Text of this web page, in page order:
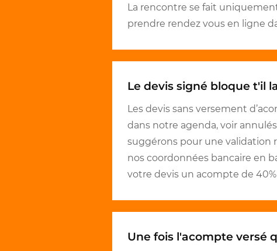
La rencontre se fait
prendre rendez vous en ligne
Le devis signé bloque t'il
Les devis sans versement
dans notre agenda, voir
suggérons pour une validation
nos coordonnées bancaire en
votre devis un acompte de
Une fois l'acompte versé